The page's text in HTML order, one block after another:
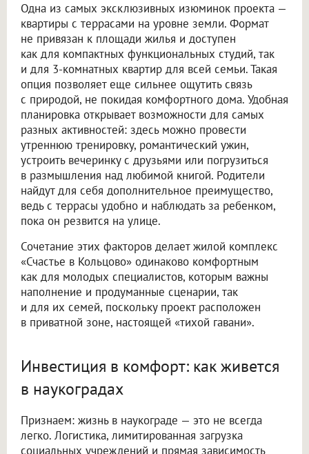
Одна из самых эксклюзивных изюминок проекта —
квартиры с террасами на уровне земли. Формат
не привязан к площади жилья и доступен
как для компактных функциональных студий, так
и для 3-комнатных квартир для всей семьи. Такая
опция позволяет еще сильнее ощутить связь
с природой, не покидая комфортного дома. Удобная
планировка открывает возможности для самых
разных активностей: здесь можно провести
утреннюю тренировку, романтический ужин,
устроить вечеринку с друзьями или погрузиться
в размышления над любимой книгой. Родители
найдут для себя дополнительное преимущество,
ведь с террасы удобно и наблюдать за ребенком,
пока он резвится на улице.
Сочетание этих факторов делает жилой комплекс
«Счастье в Кольцово» одинаково комфортным
как для молодых специалистов, которым важны
наполнение и продуманные сценарии, так
и для их семей, поскольку проект расположен
в приватной зоне, настоящей «тихой гавани».
Инвестиция в комфорт: как живется
в наукоградах
Признаем: жизнь в наукограде — это не всегда
легко. Логистика, лимитированная загрузка
социальных учреждений и прямая зависимость